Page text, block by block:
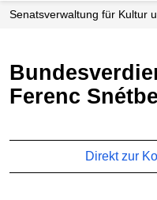
Senatsverwaltung für Kultur
Bundesverdienstkreuz für
Ferenc
Direkt zur